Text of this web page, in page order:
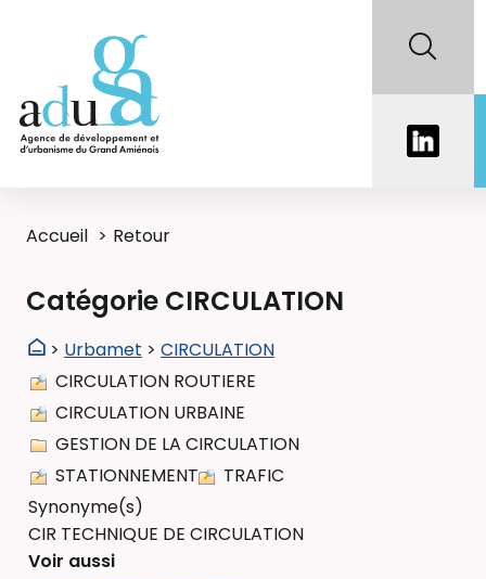
Accueil Retour
Catégorie CIRCULATION
> Urbamet > CIRCULATION
CIRCULATION ROUTIERE
CIRCULATION URBAINE
GESTION DE LA CIRCULATION
STATIONNEMENT
TRAFIC
Synonyme(s)
CIR TECHNIQUE DE CIRCULATION
Voir aussi